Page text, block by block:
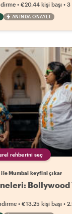
• €20.44 kişi başı • 3
ANINDA ONAYLI
rehberini seç
Mumbai keyfini çıkar
Bollywood
• €13.25 kişi başı •